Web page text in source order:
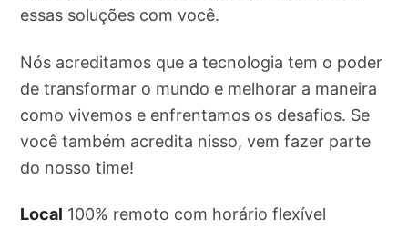
essas soluções com você.
Nós acreditamos que a tecnologia tem o poder
de transformar o mundo e melhorar a maneira
como vivemos e enfrentamos os desafios. Se
você também acredita nisso, vem fazer parte
do nosso time!
Local 100% remoto com horário flexível